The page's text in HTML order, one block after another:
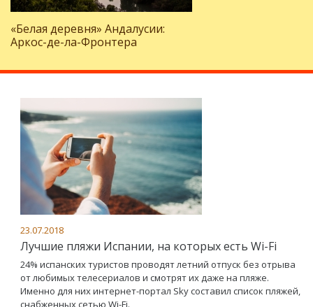
«Белая деревня» Андалусии:
Аркос-де-ла-Фронтера
23.07.2018
Лучшие пляжи Испании, на которых есть Wi-Fi
24% испанских туристов проводят летний отпуск без отрыва
от любимых телесериалов и смотрят их даже на пляже.
Именно для них интернет-портал Sky составил список пляжей,
снабженных сетью Wi-Fi.